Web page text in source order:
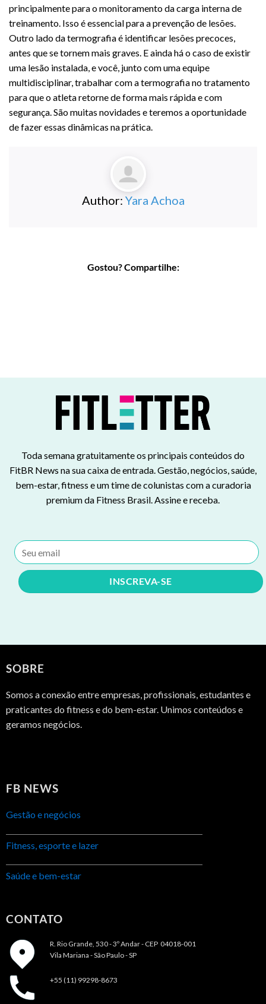
principalmente para o monitoramento da carga interna de
treinamento. Isso é essencial para a prevenção de lesões.
Outro lado da termografia é identificar lesões precoces,
antes que se tornem mais graves. E ainda há o caso de existir
uma lesão instalada, e você, junto com uma equipe
multidisciplinar, trabalhar com a termografia no tratamento
para que o atleta retorne de forma mais rápida e com
segurança. São muitas novidades e teremos a oportunidade
de fazer essas dinâmicas na prática.
Author: Yara Achoa
Gostou? Compartilhe:
Toda semana gratuitamente os principais conteúdos do
FitBR News na sua caixa de entrada. Gestão, negócios, saúde,
bem-estar, fitness e um time de colunistas com a curadoria
premium da Fitness Brasil. Assine e receba.
SOBRE
Somos a conexão entre empresas, profissionais, estudantes e
praticantes do fitness e do bem-estar. Unimos conteúdos e
geramos negócios.
FB NEWS
Gestão e negócios
Fitness, esporte e lazer
Saúde e bem-estar
CONTATO
R. Rio Grande, 530 - 3º Andar - CEP 04018-001
Vila Mariana - São Paulo - SP
+55 (11) 99298-8673